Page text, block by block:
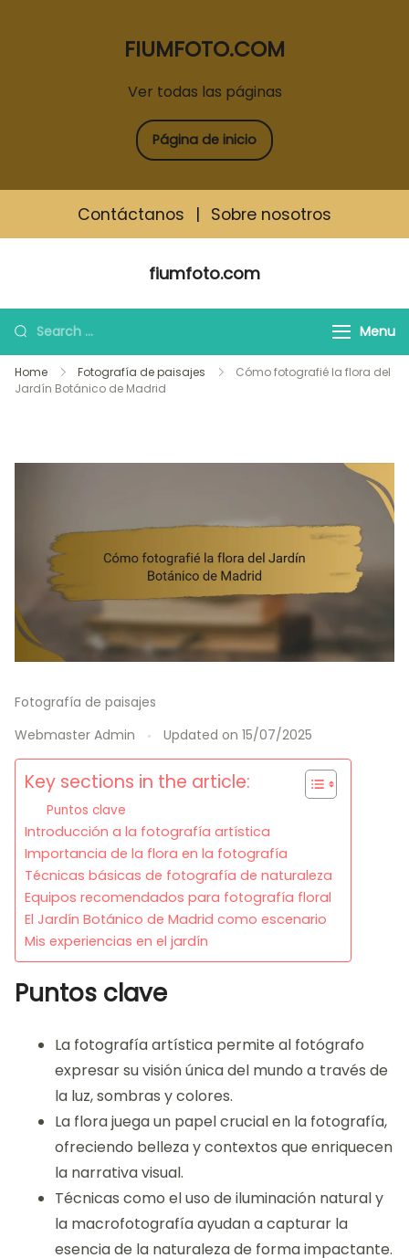
Ver todas las páginas
FIUMFOTO.COM
Página de inicio
Contáctanos | Sobre nosotros
fiumfoto.com
Search
for:
Menu
Home Fotografía de paisajes
Cómo fotografié la flora del
Jardín Botánico de Madrid
Fotografía de paisajes
Webmaster Admin
Updated on 15/07/2025
Key sections in the article:
Puntos clave
Introducción a la fotografía artística
Importancia de la flora en la fotografía
Técnicas básicas de fotografía de naturaleza
Equipos recomendados para fotografía floral
El Jardín Botánico de Madrid como escenario
Mis experiencias en el jardín
Puntos clave
La fotografía artística permite al fotógrafo
expresar su visión única del mundo a través de
la luz, sombras y colores.
La flora juega un papel crucial en la fotografía,
ofreciendo belleza y contextos que enriquecen
la narrativa visual.
Técnicas como el uso de iluminación natural y
la macrofotografía ayudan a capturar la
esencia de la naturaleza de forma impactante.